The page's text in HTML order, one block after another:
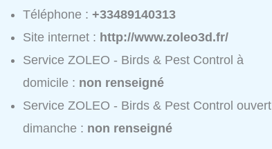
Téléphone :+33489140313
Site internet : http://www.zoleo3d.fr/
Service ZOLEO - Birds & Pest Control à
domicile : non renseigné
Service ZOLEO - Birds & Pest Control ouvert
dimanche : non renseigné